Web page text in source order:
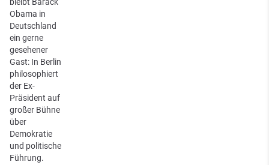
Obama in
Deutschland
ein gerne
gesehener
Gast: In Berlin
philosophiert
der Ex-
Präsident auf
großer Bühne
über
Demokratie
und politische
Führung.